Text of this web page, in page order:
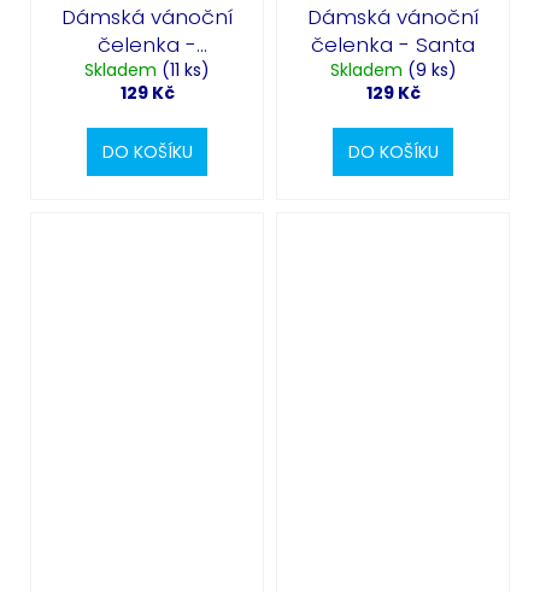
Dámská vánoční
čelenka -
Stromeček
Skladem (11 ks)
129 Kč
DO KOŠÍKU
Dámská vánoční
čelenka - Santa
Skladem (9 ks)
129 Kč
DO KOŠÍKU